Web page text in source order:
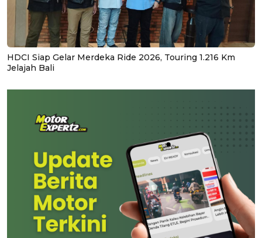
HDCI Siap Gelar Merdeka Ride 2026, Touring 1.216 Km
Jelajah Bali